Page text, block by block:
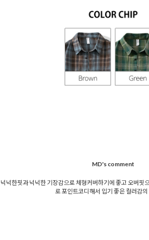
MD's comment
넉넉한핏과 넉넉한 기장감으로 체형커버하기에 좋고 오버핏
로 포인트코디해서 입기 좋은 컬러감